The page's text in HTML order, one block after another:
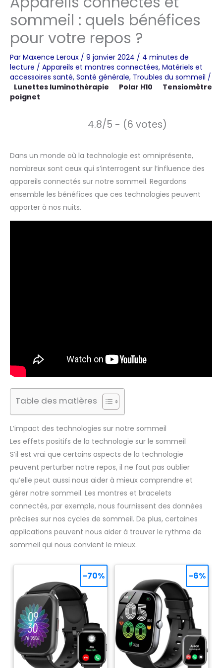
sommeil : quels bénéfices
pour votre repos ?
Par Maxence Leroux / 9 janvier 2024 / 4 minutes de
lecture / Appareils et montres connectées, Matériels et
accessoires santé, Santé générale, Troubles du sommeil /
Lunettes luminothérapie
Polar H10
Tensiomètre
poignet
4.8/5 - (6 votes)
Dans un monde où la technologie est omniprésente,
nombreux sont ceux qui s’interrogent sur l’influence des
appareils connectés sur notre sommeil. Regardons
ensemble les bénéfices que ces technologies peuvent
apporter à nos nuits.
Table des matières
L’impact des technologies sur notre sommeil
Les effets positifs de la technologie sur le sommeil
S’il est vrai que certains aspects de la technologie
peuvent perturber notre repos, il ne faut pas oublier
qu’elle peut aussi nous aider à mieux comprendre et
gérer notre sommeil. Les montres et bracelets
connectés, par exemple, nous fournissent des données
précises sur nos cycles de sommeil. De plus, certaines
applications peuvent nous aider à trouver le rythme de
sommeil qui nous convient le mieux.
-70% -6%